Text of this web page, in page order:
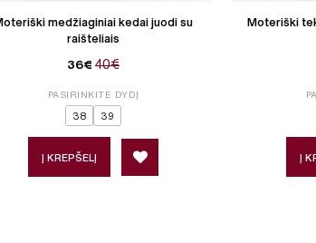
medžiaginiai kedai juodi su
raišteliais
36€ 40€
PASIRINKITE DYDĮ
38 39
Į KREPŠELĮ
Moteriški
Į